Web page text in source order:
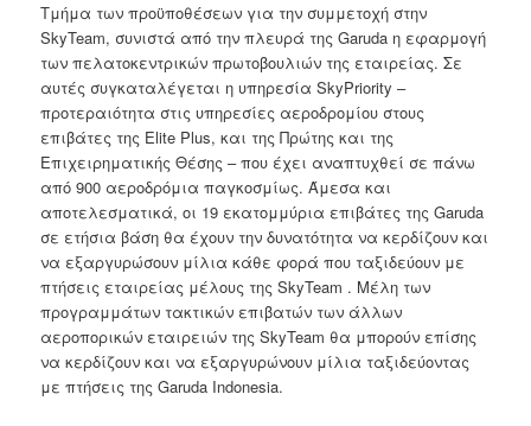
Τμήμα των προϋποθέσεων για την συμμετοχή στην
SkyTeam, συνιστά από την πλευρά της Garuda η εφαρμογή
των πελατοκεντρικών πρωτοβουλιών της εταιρείας. Σε
αυτές συγκαταλέγεται η υπηρεσία SkyPriority –
προτεραιότητα στις υπηρεσίες αεροδρομίου στους
επιβάτες της Elite Plus, και της Πρώτης και της
Επιχειρηματικής Θέσης – που έχει αναπτυχθεί σε πάνω
από 900 αεροδρόμια παγκοσμίως. Άμεσα και
αποτελεσματικά, οι 19 εκατομμύρια επιβάτες της Garuda
σε ετήσια βάση θα έχουν την δυνατότητα να κερδίζουν και
να εξαργυρώσουν μίλια κάθε φορά που ταξιδεύουν με
πτήσεις εταιρείας μέλους της SkyTeam . Μέλη των
προγραμμάτων τακτικών επιβατών των άλλων
αεροπορικών εταιρειών της SkyTeam θα μπορούν επίσης
να κερδίζουν και να εξαργυρώνουν μίλια ταξιδεύοντας
με πτήσεις της Garuda Indonesia.